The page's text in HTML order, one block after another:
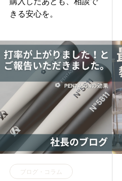
きる安心を。
ブログ・コラム